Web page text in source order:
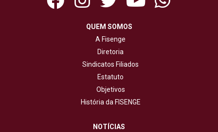
QUEM SOMOS
A Fisenge
Diretoria
Sindicatos Filiados
Estatuto
Objetivos
História da FISENGE
NOTÍCIAS